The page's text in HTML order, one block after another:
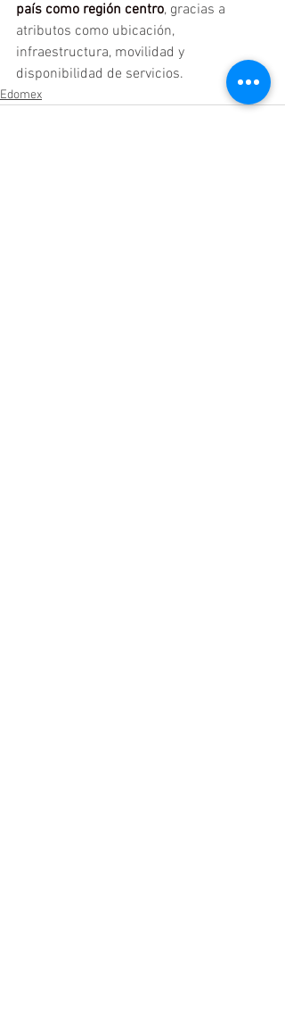
país como región centro, gracias a
atributos como ubicación,
infraestructura, movilidad y
disponibilidad de servicios.
Edomex